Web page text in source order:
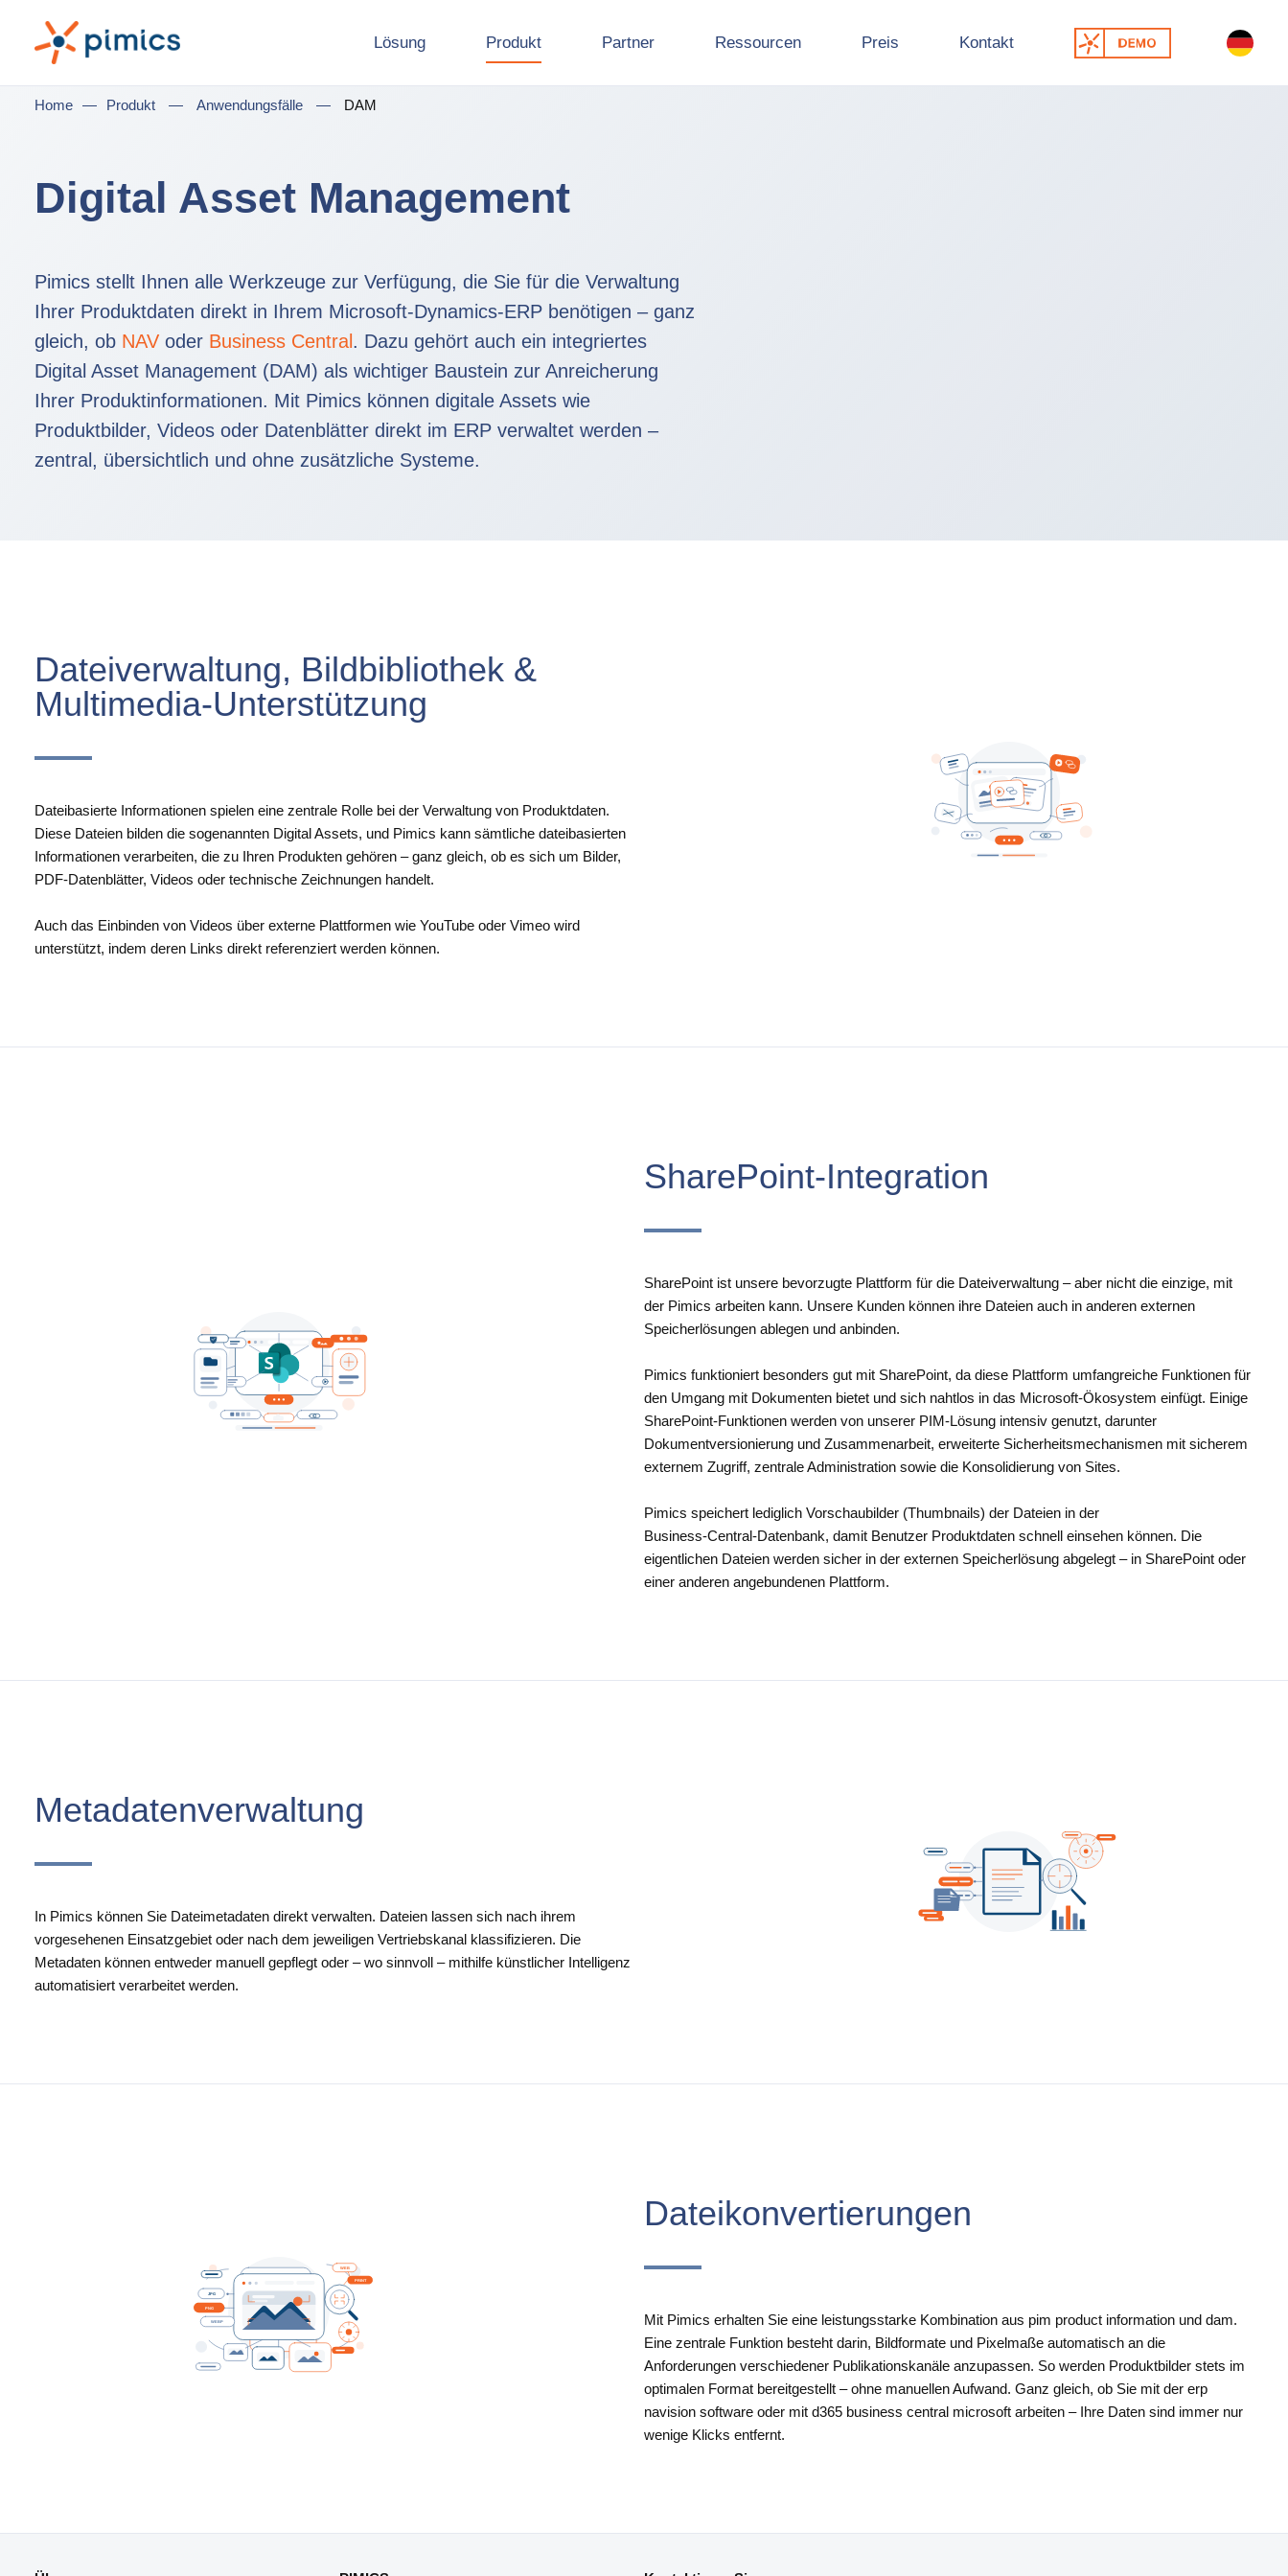
Lösung Produkt Partner Ressourcen Preis Kontakt
Home — Produkt — Anwendungsfälle — DAM
Digital Asset Management
Pimics stellt Ihnen alle Werkzeuge zur Verfügung, die Sie für die Verwaltung
Ihrer Produktdaten direkt in Ihrem Microsoft‑Dynamics‑ERP benötigen – ganz
gleich, ob NAV oder Business Central . Dazu gehört auch ein integriertes
Digital Asset Management (DAM) als wichtiger Baustein zur Anreicherung
Ihrer Produktinformationen. Mit Pimics können digitale Assets wie
Produktbilder, Videos oder Datenblätter direkt im ERP verwaltet werden –
zentral, übersichtlich und ohne zusätzliche Systeme.
Dateiverwaltung, Bildbibliothek &
Multimedia‑Unterstützung
Dateibasierte Informationen spielen eine zentrale Rolle bei der Verwaltung von Produktdaten.
Diese Dateien bilden die sogenannten Digital Assets, und Pimics kann sämtliche dateibasierten
Informationen verarbeiten, die zu Ihren Produkten gehören – ganz gleich, ob es sich um Bilder,
PDF‑Datenblätter, Videos oder technische Zeichnungen handelt.
Auch das Einbinden von Videos über externe Plattformen wie YouTube oder Vimeo wird
unterstützt, indem deren Links direkt referenziert werden können.
SharePoint‑Integration
SharePoint ist unsere bevorzugte Plattform für die Dateiverwaltung – aber nicht die einzige, mit
der Pimics arbeiten kann. Unsere Kunden können ihre Dateien auch in anderen externen
Speicherlösungen ablegen und anbinden.
Pimics funktioniert besonders gut mit SharePoint, da diese Plattform umfangreiche Funktionen für
den Umgang mit Dokumenten bietet und sich nahtlos in das Microsoft‑Ökosystem einfügt. Einige
SharePoint‑Funktionen werden von unserer PIM‑Lösung intensiv genutzt, darunter
Dokumentversionierung und Zusammenarbeit, erweiterte Sicherheitsmechanismen mit sicherem
externem Zugriff, zentrale Administration sowie die Konsolidierung von Sites.
Pimics speichert lediglich Vorschaubilder (Thumbnails) der Dateien in der
Business‑Central‑Datenbank, damit Benutzer Produktdaten schnell einsehen können. Die
eigentlichen Dateien werden sicher in der externen Speicherlösung abgelegt – in SharePoint oder
einer anderen angebundenen Plattform.
Metadatenverwaltung
In Pimics können Sie Dateimetadaten direkt verwalten. Dateien lassen sich nach ihrem
vorgesehenen Einsatzgebiet oder nach dem jeweiligen Vertriebskanal klassifizieren. Die
Metadaten können entweder manuell gepflegt oder – wo sinnvoll – mithilfe künstlicher Intelligenz
automatisiert verarbeitet werden.
Dateikonvertierungen
Mit Pimics erhalten Sie eine leistungsstarke Kombination aus pim product information und dam.
Eine zentrale Funktion besteht darin, Bildformate und Pixelmaße automatisch an die
Anforderungen verschiedener Publikationskanäle anzupassen. So werden Produktbilder stets im
optimalen Format bereitgestellt – ohne manuellen Aufwand. Ganz gleich, ob Sie mit der erp
navision software oder mit d365 business central microsoft arbeiten – Ihre Daten sind immer nur
wenige Klicks entfernt.